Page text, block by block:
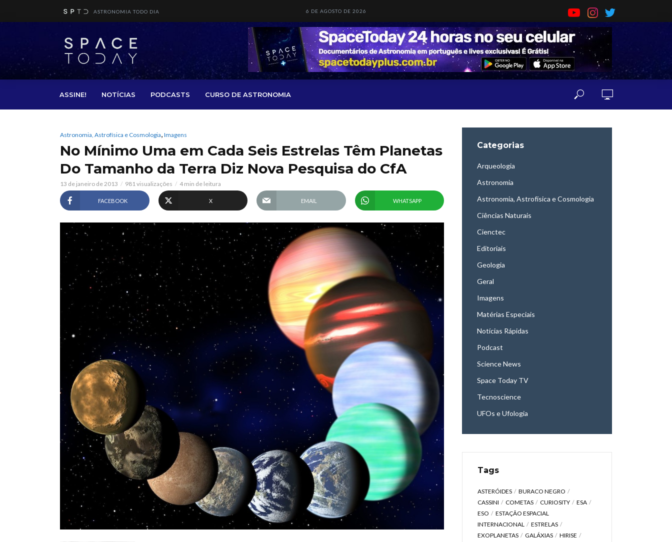
ASTRONOMIA TODO DIA 6 DE AGOSTO DE 2026
ASSINE! NOTÍCIAS PODCASTS CURSO DE ASTRONOMIA
Astronomia, Astrofísica e Cosmologia, Imagens
No Mínimo Uma em Cada Seis Estrelas Têm Planetas
Do Tamanho da Terra Diz Nova Pesquisa do CfA
13 de janeiro de 2013 981 visualizações 4 min de leitura
FACEBOOK X EMAIL WHATSAPP
Categorias
Arqueologia
Astronomia
Astronomia, Astrofísica e Cosmologia
Ciências Naturais
Cienctec
Editoriais
Geologia
Geral
Imagens
Matérias Especiais
Notícias Rápidas
Podcast
Science News
Space Today TV
Tecnoscience
UFOs e Ufologia
Tags
ASTERÓIDES
BURACO NEGRO
CASSINI
COMETAS CURIOSITY
ESA
ESO
ESTAÇÃO ESPACIAL
INTERNACIONAL
ESTRELAS
EXOPLANETAS
GALÁXIAS
HIRISE